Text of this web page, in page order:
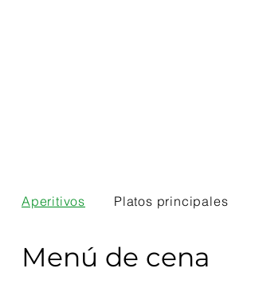
Menú de cena
Aperitivos Platos principales